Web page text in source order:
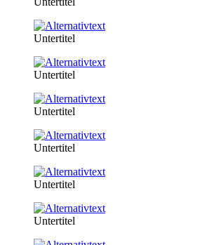
Untertitel
Untertitel
Untertitel
Untertitel
Untertitel
Untertitel